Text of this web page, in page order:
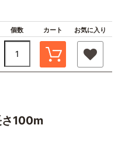
個数 カート お気に入り
100m